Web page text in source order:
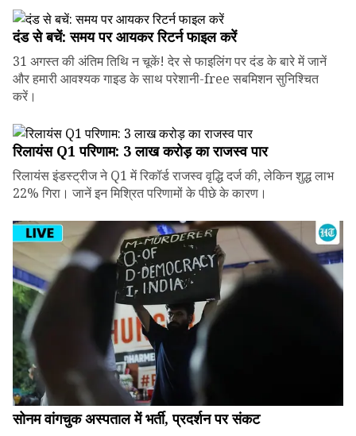
दंड से बचें: समय पर आयकर रिटर्न फाइल करें
31 अगस्त की अंतिम तिथि न चूकें! देर से फाइलिंग पर दंड के बारे में जानें
और हमारी आवश्यक गाइड के साथ परेशानी-free सबमिशन सुनिश्चित
करें।
रिलायंस Q1 परिणाम: ₹3 लाख करोड़ का राजस्व पार
रिलायंस इंडस्ट्रीज ने Q1 में रिकॉर्ड राजस्व वृद्धि दर्ज की, लेकिन शुद्ध लाभ
22% गिरा। जानें इन मिश्रित परिणामों के पीछे के कारण।
सोनम वांगचुक अस्पताल में भर्ती, प्रदर्शन पर संकट